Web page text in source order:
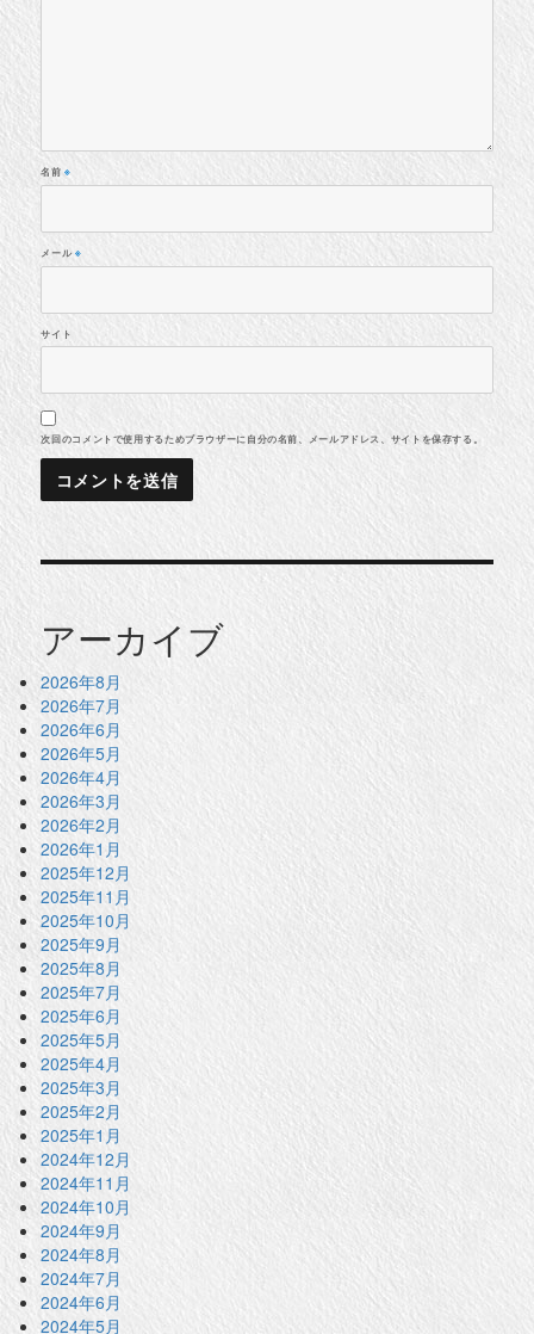
名前※
メール ※
サイト
次回のコメントで使用するためブラウザーに自分の名前、メールアドレス、サイトを保存する。
アーカイブ
2026年8月
2026年7月
2026年6月
2026年5月
2026年4月
2026年3月
2026年2月
2026年1月
2025年12月
2025年11月
2025年10月
2025年9月
2025年8月
2025年7月
2025年6月
2025年5月
2025年4月
2025年3月
2025年2月
2025年1月
2024年12月
2024年11月
2024年10月
2024年9月
2024年8月
2024年7月
2024年6月
2024年5月